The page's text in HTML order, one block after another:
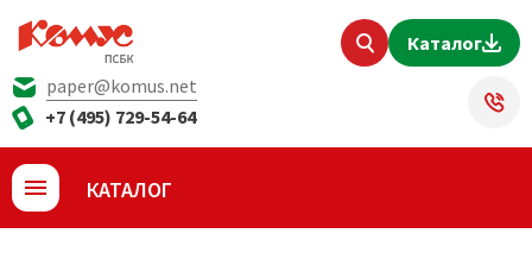
Каталог
paper@komus.net
+7 (495) 729-54-64
КАТАЛОГ